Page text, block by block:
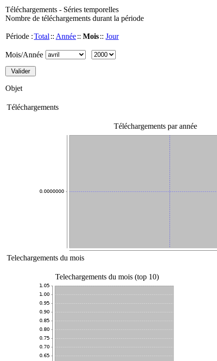
Téléchargements - Séries temporelles
Nombre de téléchargements durant la période
Période :Total :: Année:: Mois:: Jour
Mois/Année
Objet
Téléchargements
Téléchargements par année
Telechargements du mois
Telechargements du mois (top 10)